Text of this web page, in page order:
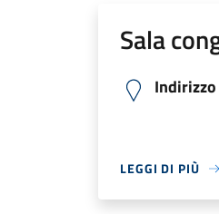
Sala
Indirizzo
LEGGI DI PIÙ